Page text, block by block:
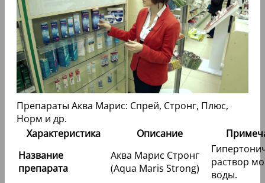
Препараты Аква Марис: Спрей, Стронг, Плюс,
Норм и др.
Характеристика
Описание
Название
препарата
Аква Марис Стронг
(Aqua Maris Strong)
раствор
воды.